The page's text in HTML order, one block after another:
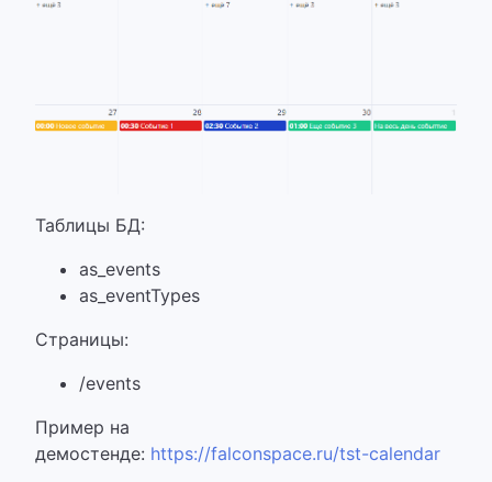
Таблицы БД:
as_events
as_eventTypes
Страницы:
/events
Пример на
демостенде: https://falconspace.ru/tst-calendar